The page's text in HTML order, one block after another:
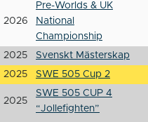
2026
Pre-Worlds & UK
National
Championship
2025 Svenskt Mästerskap
2025
SWE 505 Cup 2
2025
SWE 505 CUP 4
“Jollefighten”